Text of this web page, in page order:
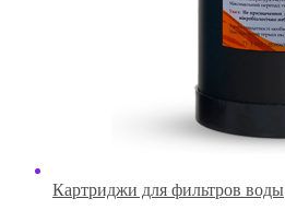
Картриджи для фильтров воды